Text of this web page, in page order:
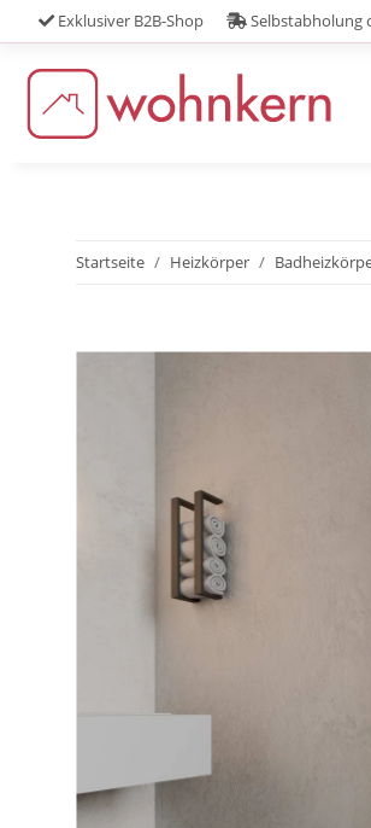
Exklusiver B2B-Shop Selbstabholung
Startseite Heizkörper